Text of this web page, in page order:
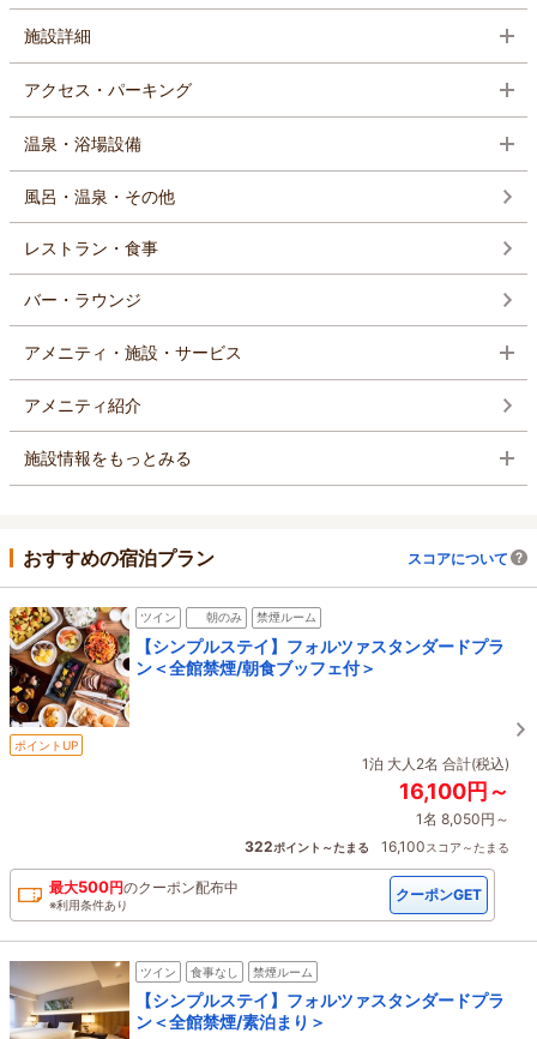
施設詳細
アクセス・パーキング
温泉・浴場設備
風呂・温泉・その他
レストラン・食事
バー・ラウンジ
アメニティ・施設・サービス
アメニティ紹介
施設情報をもっとみる
おすすめの宿泊プラン スコアについて
ツイン 朝のみ 禁煙ルーム
【シンプルステイ】フォルツァスタンダードプラ
ン＜全館禁煙/朝食ブッフェ付＞
ポイントUP
1泊 大人2名 合計(税込)
16,100円～
1名 8,050円～
322ポイント～たまる 16,100スコア～たまる
最大500円のクーポン配布中
※利用条件あり
クーポンGET
ツイン 食事なし 禁煙ルーム
【シンプルステイ】フォルツァスタンダードプラ
ン＜全館禁煙/素泊まり＞